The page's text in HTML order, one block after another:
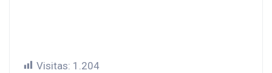
Visitas: 1.204